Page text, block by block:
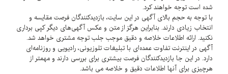
شده است توجه خواهند کرد.
با توجه به حجم بالای آگهی در این سایت، بازدیدکنندگان فرصت مقایسه و
انتخاب زیادی دارند. بنابراین هرگز از متن و عکس آگهی‌های دیگر کپی برداری
نکنید. ارائه اطلاعات خلاصه و دقیق موجب جلب توجه مشتری خواهد شد.
آگهی در اینترنت تفاوت عمده‌ای با تبلیغات تلوزیونی، رادیویی و روزنامه‌ای
دارد. در این جا بازدیدکنندگان فرصت بیشتری برای بررسی دارند و مهمتر از
هرچیزی برای آنها اطلاعات دقیق و خلاصه می باشد.